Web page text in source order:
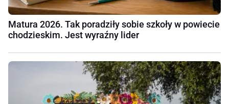
Matura 2026. Tak poradziły sobie szkoły w powiecie
chodzieskim. Jest wyraźny lider